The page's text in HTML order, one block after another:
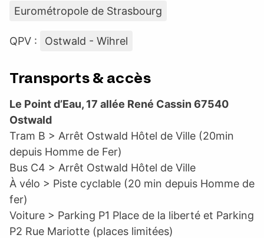
Eurométropole de Strasbourg
QPV : Ostwald - Wihrel
Transports & accès
Le Point d’Eau, 17 allée René Cassin 67540
Ostwald
Tram B > Arrêt Ostwald Hôtel de Ville (20min
depuis Homme de Fer)
Bus C4 > Arrêt Ostwald Hôtel de Ville
À vélo > Piste cyclable (20 min depuis Homme de
fer)
Voiture > Parking P1 Place de la liberté et Parking
P2 Rue Mariotte (places limitées)